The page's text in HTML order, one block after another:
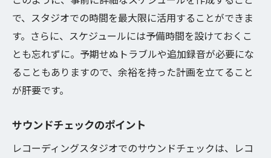
で、スタジオでの時間を最大限に活用することができま
す。さらに、スケジュールには予備時間を設けておくこ
とも忘れずに。予期せぬトラブルや追加録音が必要にな
ることもありますので、余裕を持った計画を立てること
が肝要です。
サウンドチェックのポイント
レコーディングスタジオでのサウンドチェックは、レコ